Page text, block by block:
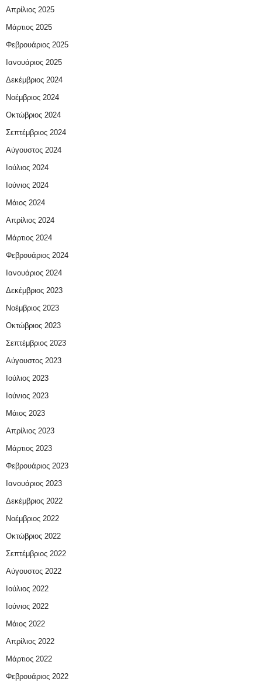
Απρίλιος 2025
Μάρτιος 2025
Φεβρουάριος 2025
Ιανουάριος 2025
Δεκέμβριος 2024
Νοέμβριος 2024
Οκτώβριος 2024
Σεπτέμβριος 2024
Αύγουστος 2024
Ιούλιος 2024
Ιούνιος 2024
Μάιος 2024
Απρίλιος 2024
Μάρτιος 2024
Φεβρουάριος 2024
Ιανουάριος 2024
Δεκέμβριος 2023
Νοέμβριος 2023
Οκτώβριος 2023
Σεπτέμβριος 2023
Αύγουστος 2023
Ιούλιος 2023
Ιούνιος 2023
Μάιος 2023
Απρίλιος 2023
Μάρτιος 2023
Φεβρουάριος 2023
Ιανουάριος 2023
Δεκέμβριος 2022
Νοέμβριος 2022
Οκτώβριος 2022
Σεπτέμβριος 2022
Αύγουστος 2022
Ιούλιος 2022
Ιούνιος 2022
Μάιος 2022
Απρίλιος 2022
Μάρτιος 2022
Φεβρουάριος 2022